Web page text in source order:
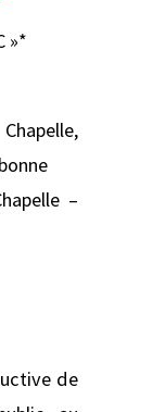
»*
–
de